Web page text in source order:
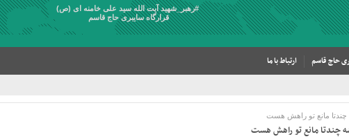
#رهبر_شهید آیت الله سید علی خامنه ای (ص)
قرارگاه سایبری حاج قاسم
حاج قاسم
ارتباط با ما
مانع تو راهش هست
چندتا مانع تو راهش هست